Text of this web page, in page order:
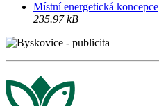
Místní energetická koncepce
235.97 kB